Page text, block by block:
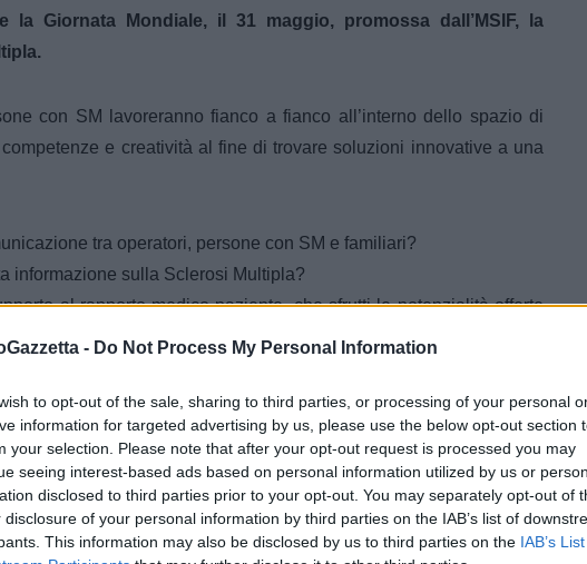
- Do Not Process My Personal Information
to opt-out of the sale, sharing to third parties, or processing of your personal
information for targeted advertising by us, please use the below opt-out section
your selection. Please note that after your opt-out request is processed you may
seeing interest-based ads based on personal information utilized by us or
disclosed to third parties prior to your opt-out. You may separately opt-out of
disclosure of your personal information by third parties on the IAB’s list of
This information may also be disclosed by us to third parties on the IAB’s
Giornata Mondiale, il 31 maggio, promossa dall’MSIF, la
con SM lavoreranno fianco a fianco all’interno dello spazio di
e creatività al fine di trovare soluzioni innovative a una
tra operatori, persone con SM e familiari?
informazione sulla Sclerosi Multipla?
al rapporto medico-paziente, che sfrutti le potenzialità offerte
a non dimenticare le cose importanti di tutti i giorni?
persona, soprattutto in quella di una donna, investe la sfera
Cronica, imprevedibile, spesso invalidante,
la Sclerosi
in Italia e viene diagnosticata per lo più tra i 20 e i 40 anni, il
Si registrano tuttavia casi in età più avanzata e anche casi di
bambini sotto i 10 anni, ma in crescente aumento. Colpisce